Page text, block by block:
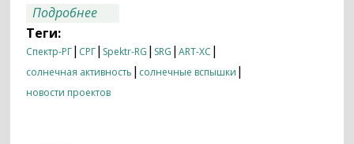
Подробнее
связанное с повышенной солнечной
активностью
Теги:
Спектр-РГ| СРГ| Spektr-RG | SRG |ART-XC |
солнечная активность | солнечные вспышки |
новости проектов